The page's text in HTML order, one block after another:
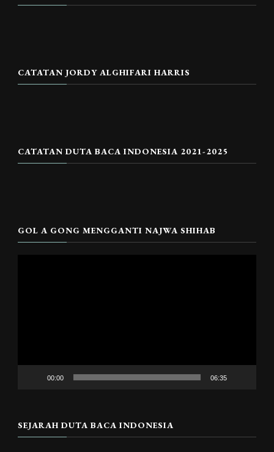
CATATAN JORDY ALGHIFARI HARRIS
CATATAN DUTA BACA INDONESIA 2021-2025
GOL A GONG MENGGANTI NAJWA SHIHAB
00:00 06:35
SEJARAH DUTA BACA INDONESIA